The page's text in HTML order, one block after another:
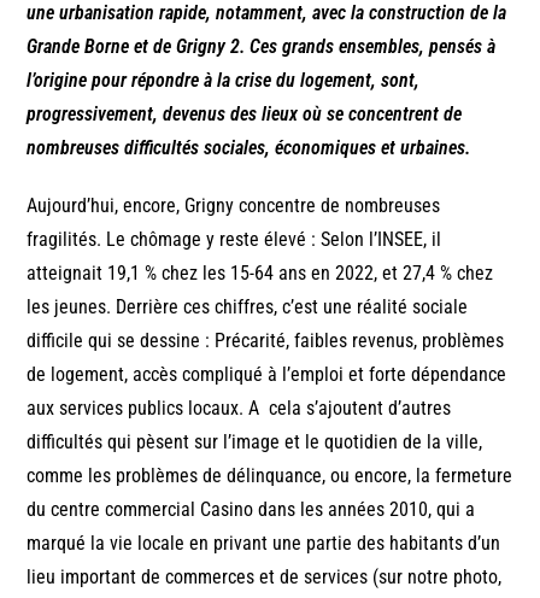
une urbanisation rapide, notamment, avec la construction de la
Grande Borne et de Grigny 2. Ces grands ensembles, pensés à
l’origine pour répondre à la crise du logement, sont,
progressivement, devenus des lieux où se concentrent de
nombreuses difficultés sociales, économiques et urbaines.
Aujourd’hui, encore, Grigny concentre de nombreuses
fragilités. Le chômage y reste élevé : Selon l’INSEE, il
atteignait 19,1 % chez les 15-64 ans en 2022, et 27,4 % chez
les jeunes. Derrière ces chiffres, c’est une réalité sociale
difficile qui se dessine : Précarité, faibles revenus, problèmes
de logement, accès compliqué à l’emploi et forte dépendance
aux services publics locaux. A cela s’ajoutent d’autres
difficultés qui pèsent sur l’image et le quotidien de la ville,
comme les problèmes de délinquance, ou encore, la fermeture
du centre commercial Casino dans les années 2010, qui a
marqué la vie locale en privant une partie des habitants d’un
lieu important de commerces et de services (sur notre photo,